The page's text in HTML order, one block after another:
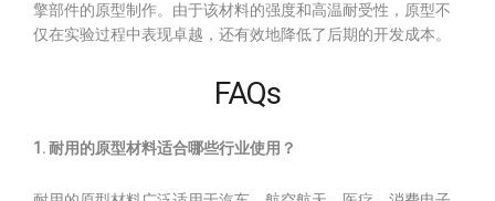
擎部件的原型制作。由于该材料的强度和高温耐受性，原型不
仅在实验过程中表现卓越，还有效地降低了后期的开发成本。
FAQs
1. 耐用的原型材料适合哪些行业使用？